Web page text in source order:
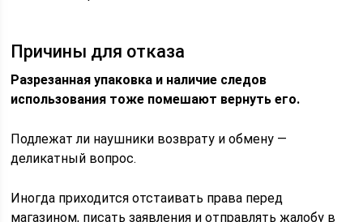
Причины для отказа
Разрезанная упаковка и наличие следов
использования тоже помешают вернуть его.
Подлежат ли наушники возврату и обмену —
деликатный вопрос.
Иногда приходится отстаивать права перед
магазином, писать заявления и отправлять жалобу в